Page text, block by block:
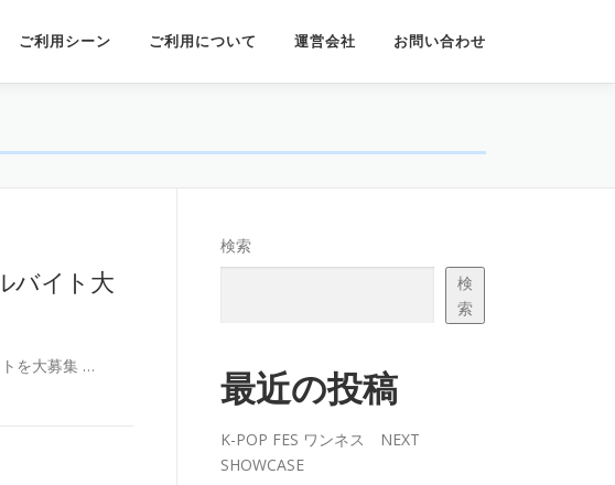
ご利用シーン ご利用について 運営会社 お問い合わせ
バイト大
を大募集 …
検索
検
索
最近の投稿
K-POP FES ワンネス NEXT
SHOWCASE